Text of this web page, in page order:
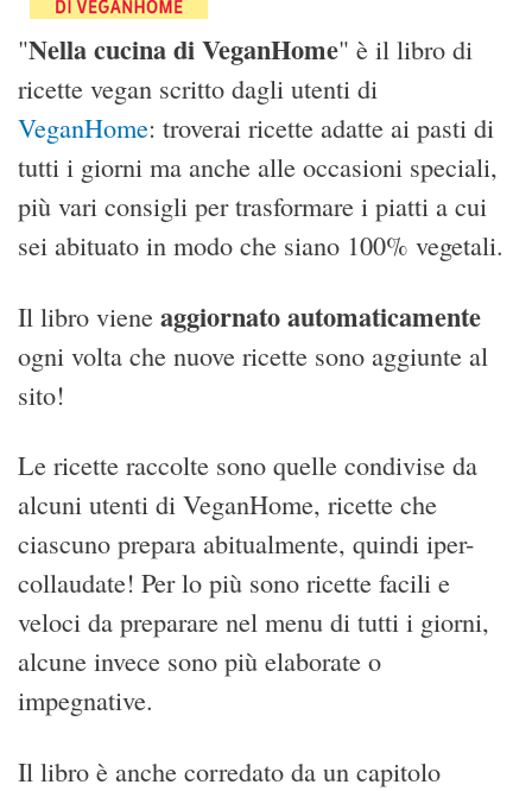
"Nella cucina di VeganHome" è il libro di
ricette vegan scritto dagli utenti di
VeganHome: troverai ricette adatte ai pasti di
tutti i giorni ma anche alle occasioni speciali,
più vari consigli per trasformare i piatti a cui
sei abituato in modo che siano 100% vegetali.
Il libro viene aggiornato automaticamente
ogni volta che nuove ricette sono aggiunte al
sito!
Le ricette raccolte sono quelle condivise da
alcuni utenti di VeganHome, ricette che
ciascuno prepara abitualmente, quindi iper-
collaudate! Per lo più sono ricette facili e
veloci da preparare nel menu di tutti i giorni,
alcune invece sono più elaborate o
impegnative.
Il libro è anche corredato da un capitolo